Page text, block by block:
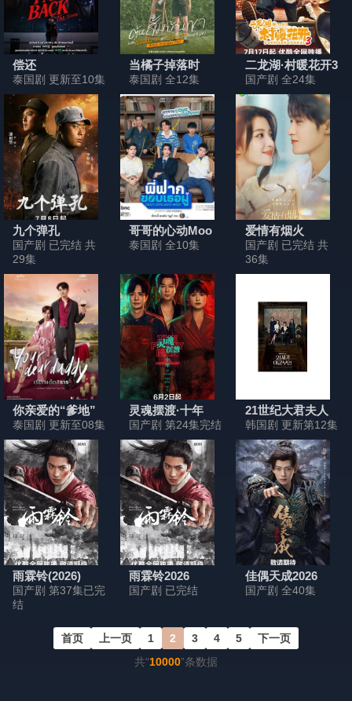
偿还
泰国剧 更新至10集
当橘子掉落时
泰国剧 全12集
二龙湖·村暖花开3
国产剧 全24集
九个弹孔
国产剧 已完结 共
29集
哥哥的心动Moo
泰国剧 全10集
爱情有烟火
国产剧 已完结 共
36集
你亲爱的“爹地”
泰国剧 更新至08集
灵魂摆渡·十年
国产剧 第24集完结
21世纪大君夫人
韩国剧 更新第12集
雨霖铃(2026)
国产剧 第37集已完
结
雨霖铃2026
国产剧 已完结
佳偶天成2026
国产剧 全40集
共“10000”条数据
首页 上一页 1 2 3 4 5 下一页